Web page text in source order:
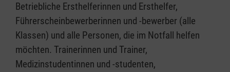
Betriebliche Ersthelferinnen und Ersthelfer,
Führerscheinbewerberinnen und -bewerber (alle
Klassen) und alle Personen, die im Notfall helfen
möchten. Trainerinnen und Trainer,
Medizinstudentinnen und -studenten,